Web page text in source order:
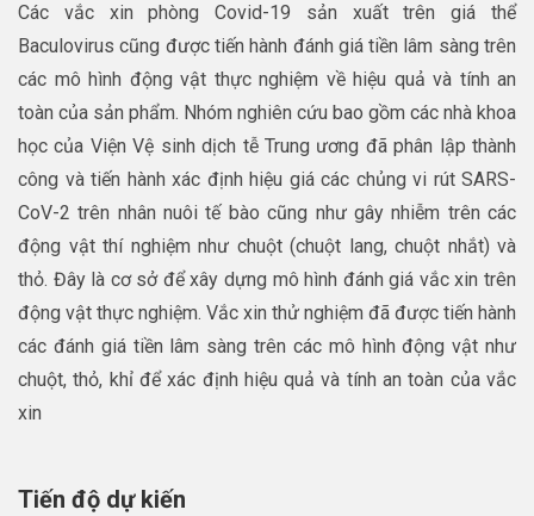
Các vắc xin phòng Covid-19 sản xuất trên giá thể
Baculovirus cũng được tiến hành đánh giá tiền lâm sàng trên
các mô hình động vật thực nghiệm về hiệu quả và tính an
toàn của sản phẩm. Nhóm nghiên cứu bao gồm các nhà khoa
học của Viện Vệ sinh dịch tễ Trung ương đã phân lập thành
công và tiến hành xác định hiệu giá các chủng vi rút SARS-
CoV-2 trên nhân nuôi tế bào cũng như gây nhiễm trên các
động vật thí nghiệm như chuột (chuột lang, chuột nhắt) và
thỏ. Đây là cơ sở để xây dựng mô hình đánh giá vắc xin trên
động vật thực nghiệm. Vắc xin thử nghiệm đã được tiến hành
các đánh giá tiền lâm sàng trên các mô hình động vật như
chuột, thỏ, khỉ để xác định hiệu quả và tính an toàn của vắc
xin
Tiến độ dự kiến